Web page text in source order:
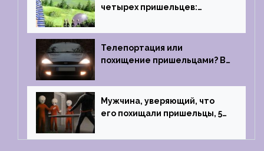
четырех пришельцев:
1967 году
Телепортация или
похищение пришельцами? В
случай произошел с семьей
из Аргентины
Мужчина, уверяющий, что
его похищали пришельцы, 5
тест на детекторе лжи